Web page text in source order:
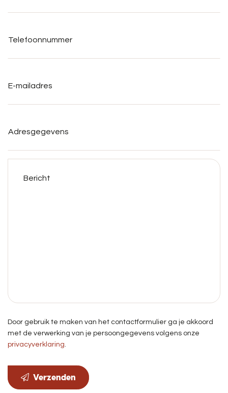
Door gebruik te maken van het contactformulier ga je akkoord
met de verwerking van je persoongegevens volgens onze
privacyverklaring.
Verzenden